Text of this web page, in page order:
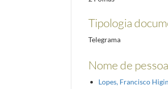
Tipologia
Telegrama
Nome de pessoa
Lopes, Francisco